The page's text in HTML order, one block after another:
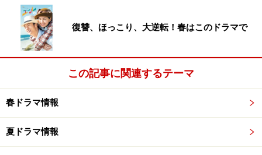
復讐、ほっこり、大逆転！春はこのドラマで
この記事に関連するテーマ
春ドラマ情報
夏ドラマ情報